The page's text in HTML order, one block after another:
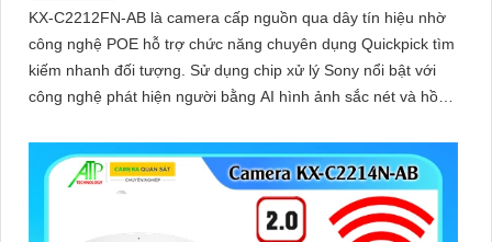
KX-C2212FN-AB là camera cấp nguồn qua dây tín hiệu nhờ
công nghệ POE hỗ trợ chức năng chuyên dụng Quickpick tìm
kiếm nhanh đối tượng. Sử dụng chip xử lý Sony nổi bật với
công nghệ phát hiện người bằng AI hình ảnh sắc nét và hồng